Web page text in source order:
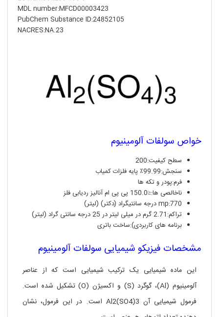
MDL number:MFCD00003423
PubChem Substance ID:24852105
NACRES:NA.23
خواص سولفات آلومینیوم
سطح کیفیت:200
سنجش:99.99٪ پایه فلزات کمیاب
فرم:پودر و تکه ها
ناخالصی ها:≤150.0 پی پی ام آنالیز ردیابی فلز
mp:770 درجه سانتیگراد (دکتر) (لیتر)
تراکم:2.71 گرم در میلی لیتر در 25 درجه سانتی گراد (لیتر)
برنامه های کاربردی):ساخت باتری
مشخصات فیزیکو شیمیایی سولفات آلومینیوم
این ماده شیمیایی یک ترکیب شیمیایی است که از عناصر
آلومینیوم (Al)، گوگرد (S) و اکسیژن (O) تشکیل شده است.
فرمول شیمیایی آن Al2(SO4)3 است. در این فرمول، نشان